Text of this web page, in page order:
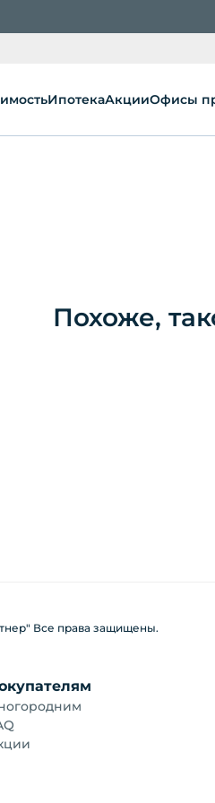
ИпотекаАкцииОфисы
Похоже,
Все права защищены.